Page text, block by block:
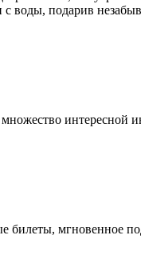
воды, подарив
множество интересной
билеты, мгновенное